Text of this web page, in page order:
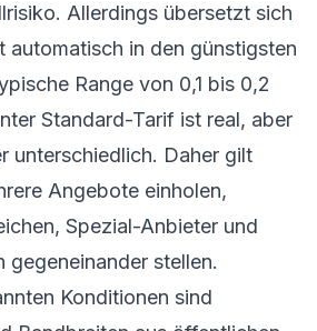
Allerdings übersetzt sich
automatisch in den günstigsten
Range von 0,1 bis 0,2
Standard-Tarif ist real, aber
unterschiedlich. Daher gilt
Angebote einholen,
Spezial-Anbieter und
gegeneinander stellen.
Konditionen sind